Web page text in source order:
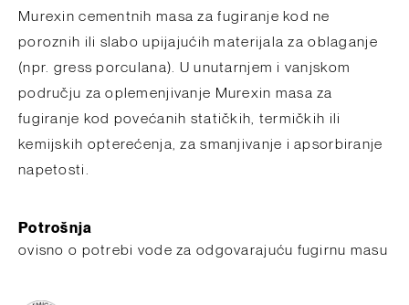
Murexin cementnih masa za fugiranje kod ne
poroznih ili slabo upijajućih materijala za oblaganje
(npr. gress porculana). U unutarnjem i vanjskom
području za oplemenjivanje Murexin masa za
fugiranje kod povećanih statičkih, termičkih ili
kemijskih opterećenja, za smanjivanje i apsorbiranje
napetosti.
Potrošnja
​ovisno o potrebi vode za odgovarajuću fugirnu masu